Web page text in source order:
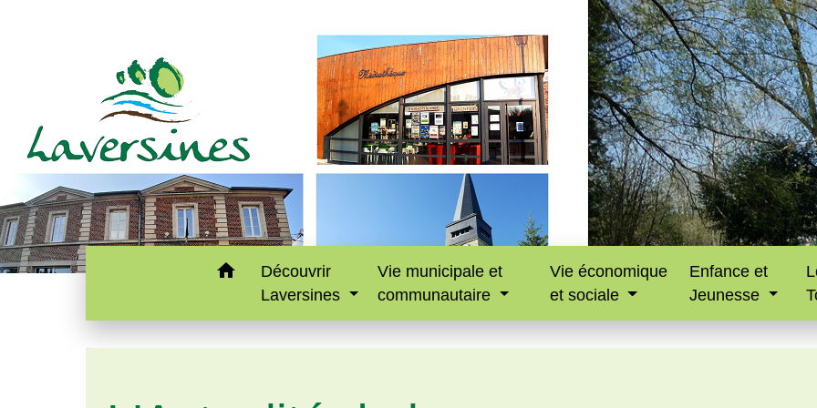
home
Découvrir
Laversines
Vie municipale et
communautaire
Vie économique
et sociale
Enfance et
Jeunesse